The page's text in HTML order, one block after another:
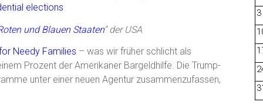
und Blauen Staaten“ der USA
Needy Families – was wir früher schlicht als
Prozent der Amerikaner Bargeldhilfe. Die Trump-
unter einer neuen Agentur zusammenzufassen,
3